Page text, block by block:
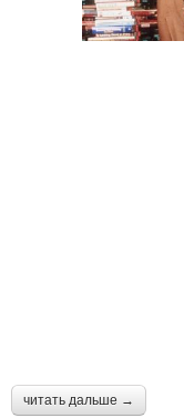
читать дальше →